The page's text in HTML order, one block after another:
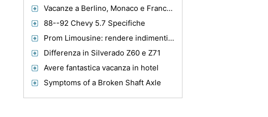
Vacanze a Berlino, Monaco e Francoforte
88--92 Chevy 5.7 Specifiche
Prom Limousine: rendere indimenticabile la vostra Prom con una limousine
Differenza in Silverado Z60 e Z71
Avere fantastica vacanza in hotel
Symptoms of a Broken Shaft Axle